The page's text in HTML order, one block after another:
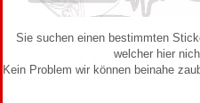
Sie suchen einen bestimmten
welcher hier
Kein Problem wir können beinahe